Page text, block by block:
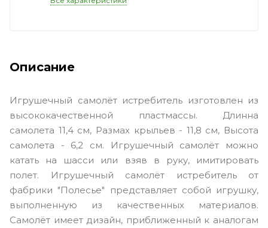
Описание
Игрушечный самолёт истребитель изготовлен из
высококачественной пластмассы. Длинна
самолета 11,4 см, Размах крыльев - 11,8 см, Высота
самолета - 6,2 см. Игрушечный самолёт можно
катать на шасси или взяв в руку, имитировать
полет. Игрушечный самолёт истребитель от
фабрики "Полесье" представляет собой игрушку,
выполненную из качественных материалов.
Самолёт имеет дизайн, приближенный к аналогам